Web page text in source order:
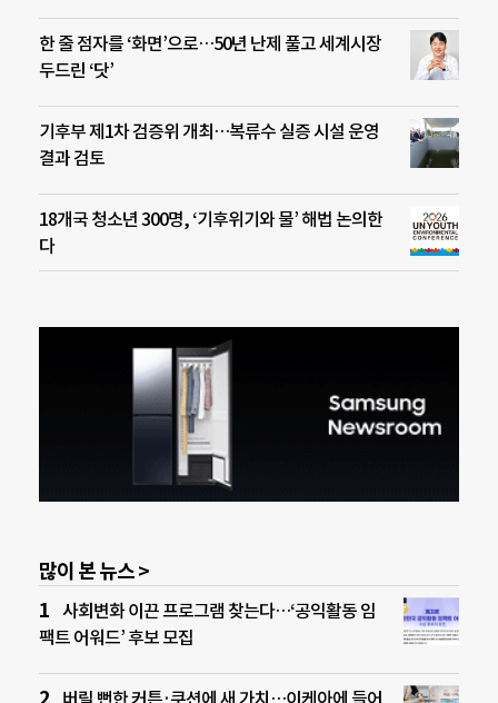
한 줄 점자를 ‘화면’으로…50년 난제 풀고 세계시장
두드린 ‘닷’
기후부 제1차 검증위 개최…복류수 실증 시설 운영
결과 검토
18개국 청소년 300명, ‘기후위기와 물’ 해법 논의한
다
많이 본 뉴스 >
사회변화 이끈 프로그램 찾는다…‘공익활동 임
팩트 어워드’ 후보 모집
버릴 뻔한 커튼·쿠션에 새 가치…이케아에 들어